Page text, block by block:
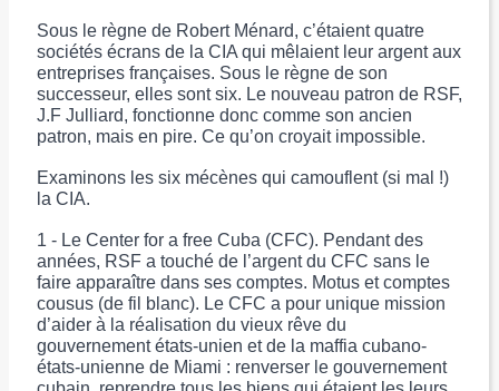
Sous le règne de Robert Ménard, c’étaient quatre
sociétés écrans de la CIA qui mêlaient leur argent aux
entreprises françaises. Sous le règne de son
successeur, elles sont six. Le nouveau patron de RSF,
J.F Julliard, fonctionne donc comme son ancien
patron, mais en pire. Ce qu’on croyait impossible.
Examinons les six mécènes qui camouflent (si mal !)
la CIA.
1 - Le Center for a free Cuba (CFC). Pendant des
années, RSF a touché de l’argent du CFC sans le
faire apparaître dans ses comptes. Motus et comptes
cousus (de fil blanc). Le CFC a pour unique mission
d’aider à la réalisation du vieux rêve du
gouvernement états-unien et de la maffia cubano-
états-unienne de Miami : renverser le gouvernement